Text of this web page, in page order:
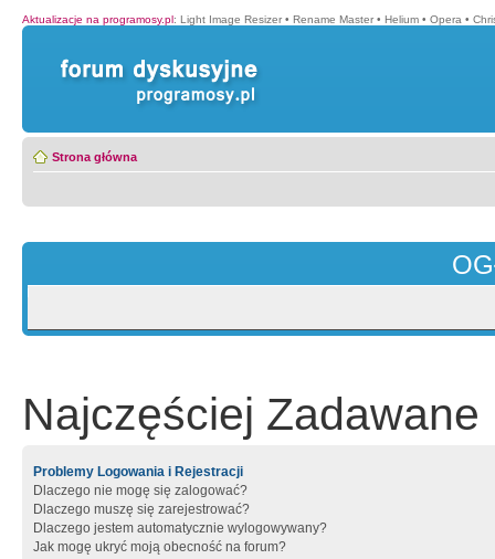
Aktualizacje na programosy.pl: Light Image Resizer • Rename Master • Helium • Opera •
Strona główna
Najczęściej Zadawane
Problemy Logowania i Rejestracji
Dlaczego nie mogę się zalogować?
Dlaczego muszę się zarejestrować?
Dlaczego jestem automatycznie wylogowywany?
Jak mogę ukryć moją obecność na forum?